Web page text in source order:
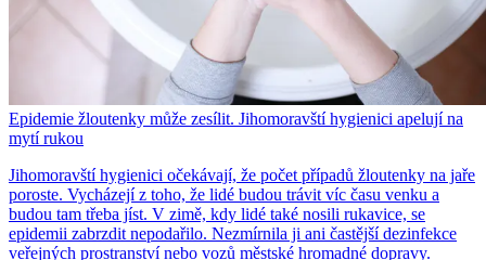
Epidemie žloutenky může zesílit. Jihomoravští hygienici apelují na
mytí rukou
Jihomoravští hygienici očekávají, že počet případů žloutenky na jaře
poroste. Vycházejí z toho, že lidé budou trávit víc času venku a
budou tam třeba jíst. V zimě, kdy lidé také nosili rukavice, se
epidemii zabrzdit nepodařilo. Nezmírnila ji ani častější dezinfekce
veřejných prostranství nebo vozů městské hromadné dopravy.